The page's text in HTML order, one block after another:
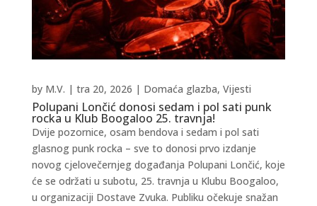
Polupani Lončić donosi sedam i pol sati punk
rocka u Klub Boogaloo 25. travnja!
by M.V. | tra 20, 2026 | Domaća glazba, Vijesti
Dvije pozornice, osam bendova i sedam i pol sati
glasnog punk rocka – sve to donosi prvo izdanje
novog cjelovečernjeg događanja Polupani Lončić, koje
će se održati u subotu, 25. travnja u Klubu Boogaloo,
u organizaciji Dostave Zvuka. Publiku očekuje snažan